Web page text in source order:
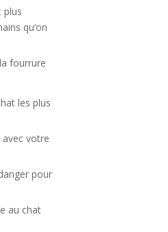
plus
qu’on
fourrure
les plus
votre
pour
au chat